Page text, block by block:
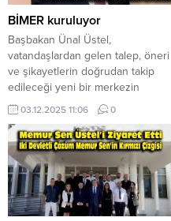
BİMER kuruluyor
Başbakan Ünal Üstel,
vatandaşlardan gelen talep, öneri
ve şikayetlerin doğrudan takip
edileceği yeni bir merkezin
kurulması için gerekli çalışmaları
başlattıklarını duyurdu. Başbakan
Üstel, konu ile ilgili olarak yaptığı
sosyal medya paylaşımında, şu
görüşlere yer verdi: “Devletimizin
vatandaşına daha hızlı, daha etkin
ve daha erişilebilir hizmet
sunmasını sağlayacak önemli bir
03.12.2025 11:06 0